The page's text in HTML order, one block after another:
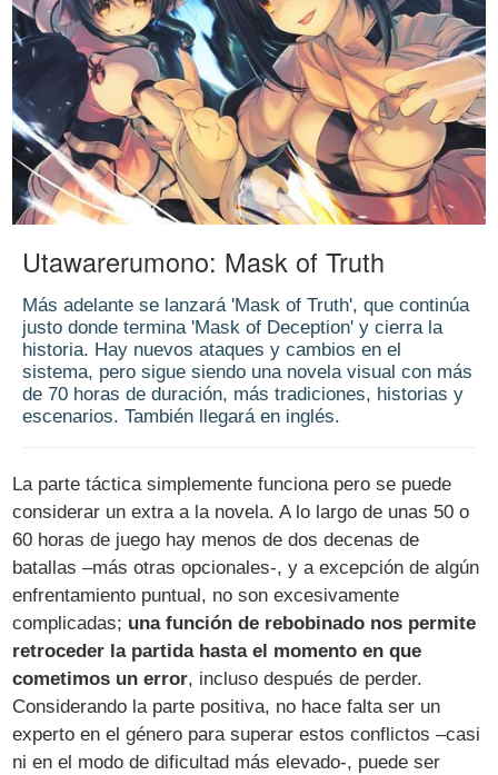
Utawarerumono: Mask of Truth
Más adelante se lanzará 'Mask of Truth', que continúa
justo donde termina 'Mask of Deception' y cierra la
historia. Hay nuevos ataques y cambios en el
sistema, pero sigue siendo una novela visual con más
de 70 horas de duración, más tradiciones, historias y
escenarios. También llegará en inglés.
La parte táctica simplemente funciona pero se puede
considerar un extra a la novela. A lo largo de unas 50 o
60 horas de juego hay menos de dos decenas de
batallas –más otras opcionales-, y a excepción de algún
enfrentamiento puntual, no son excesivamente
complicadas; una función de rebobinado nos permite
retroceder la partida hasta el momento en que
cometimos un error, incluso después de perder.
Considerando la parte positiva, no hace falta ser un
experto en el género para superar estos conflictos –casi
ni en el modo de dificultad más elevado-, puede ser